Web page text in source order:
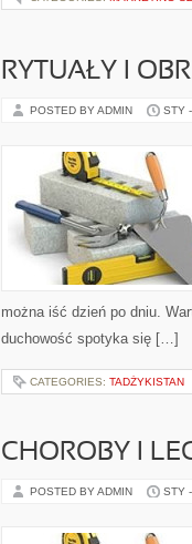
RYTUAŁY I
POSTED BY ADMIN STY
można iść dzień po dniu.
duchowość spotyka się […]
CATEGORIES: TADŻYKISTAN
CHOROBY I
POSTED BY ADMIN STY